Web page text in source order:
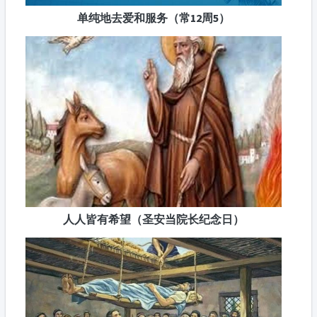
单纯地去爱和服务（常12周5）
人人皆有希望（圣安当院长纪念日）